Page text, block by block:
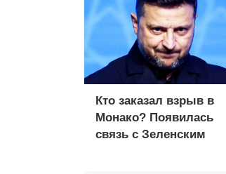
Кто заказал взрыв в
Монако? Появилась
связь с Зеленским